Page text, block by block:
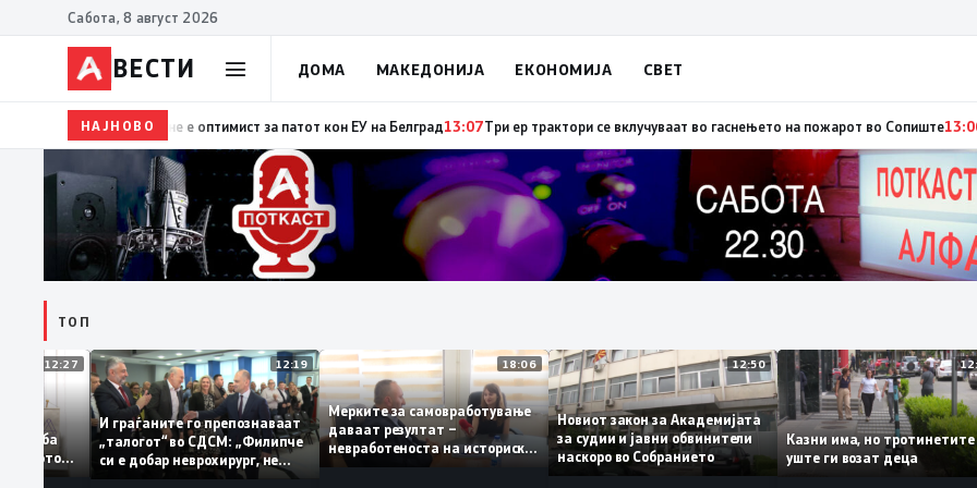
Сабота, 8 август 2026
ВЕСТИ ДОМА МАКЕДОНИЈА ЕКОНОМИЈА СВЕТ
НАЈНОВО
15:29 Прва посета на украинскиот претседател на Србија: Вучиќ му рече на Зеленски дека не е оптимист за патот кон ЕУ на
ТОП
12:27
За
треба
домашното
12:19
И граѓаните го препознаваат
„талогот“ во СДСМ: „Филипче
си е добар неврохирург, не
треба се занимава со
18:06
Мерките за самовработување
даваат резултат –
невработеноста на историски
најниско ниво од 11,3%
12:50
Новиот закон за Академијата
за судии и јавни обвинители
наскоро во Собранието
Казни има, но
уште ги возат деца